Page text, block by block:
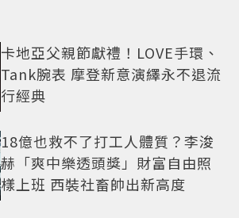
卡地亞父親節獻禮！LOVE手環、
Tank腕表 摩登新意演繹永不退流
行經典
18億也救不了打工人體質？李浚
赫「爽中樂透頭獎」財富自由照
樣上班 西裝社畜帥出新高度